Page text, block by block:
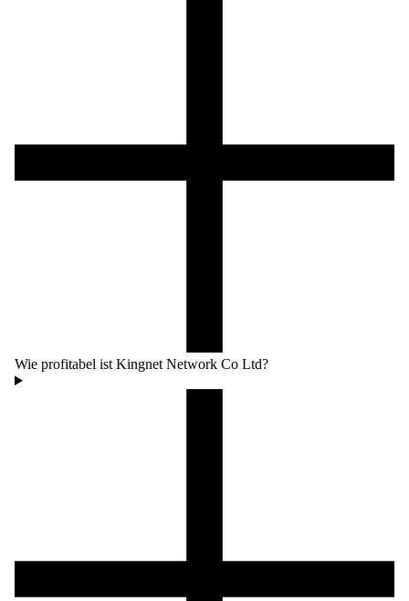
Wie profitabel ist Kingnet Network Co Ltd?